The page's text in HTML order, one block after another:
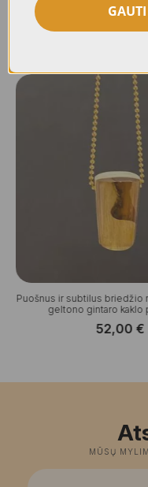
Puošnus ir subtilus briedžio
geltono gintaro kaklo
52,00 €
MŪSŲ